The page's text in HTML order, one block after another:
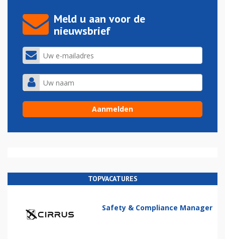
Meld u aan voor de
nieuwsbrief
TOPVACATURES
Safety & Compliance Manager